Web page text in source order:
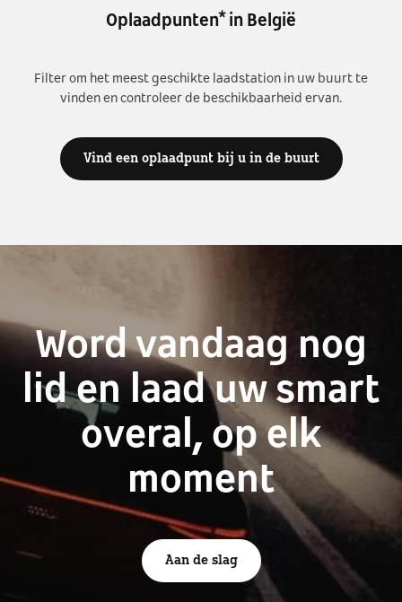
Oplaadpunten* in België
Filter om het meest geschikte laadstation in uw buurt te
vinden en controleer de beschikbaarheid ervan.
Vind een oplaadpunt bij u in de buurt
Word vandaag nog
lid en laad uw smart
overal, op elk
moment
Aan de slag